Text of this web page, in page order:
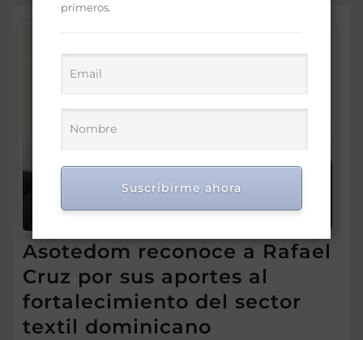
Asotedom reconoce a Rafael
Cruz por sus aportes al
fortalecimiento del sector
textil dominicano
primeros.
Suscribirme ahora